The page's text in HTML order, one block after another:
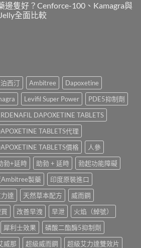
邊隻好？Cenforce-100、Kamagra與
全面比較
西汀 Ambitree
Dapoxetine
Levifil Super Power
PDE5抑制劑
DAPOXETINE TABLETS
TABLETS代理
TABLETS價格
人參
勃+延時 助勃 + 延時
勃起功能障礙
Ambitree製藥
印度原裝進口
達 天然草本配方
威而鋼
改善早洩 早泄
火焰（綽號）
犀利士效果
磷酸二酯酶5抑制劑
威那 超級威而鋼 超級艾力達雙效片